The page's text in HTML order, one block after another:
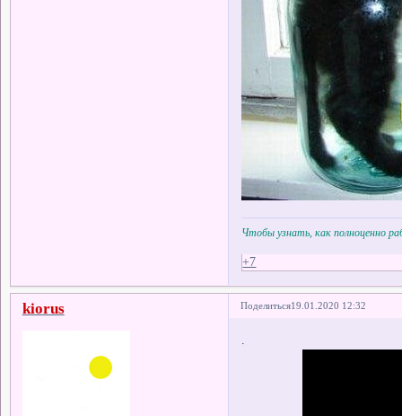
Чтобы узнать, как полноценно
+7
Поделиться19.01.2020 12:32
kiorus